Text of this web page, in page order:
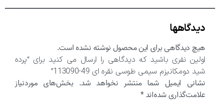
دیدگاهها
هیچ دیدگاهی برای این محصول نوشته نشده است.
اولین نفری باشید که دیدگاهی را ارسال می کنید برای “پرده
شید دومکانیزم سیمی طوسی نقره ای 49-113090”
نشانی ایمیل شما منتشر نخواهد شد. بخش‌های موردنیاز
علامت‌گذاری شده‌اند*